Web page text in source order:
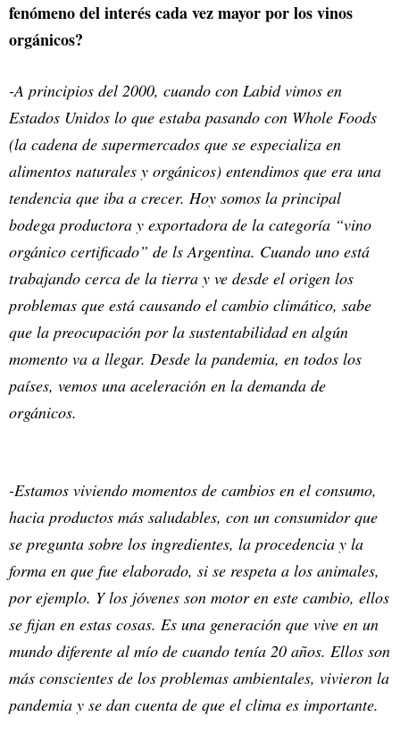
fenómeno del interés cada vez mayor por los vinos
orgánicos?
-A principios del 2000, cuando con Labid vimos en
Estados Unidos lo que estaba pasando con Whole Foods
(la cadena de supermercados que se especializa en
alimentos naturales y orgánicos) entendimos que era una
tendencia que iba a crecer. Hoy somos la principal
bodega productora y exportadora de la categoría “vino
orgánico certificado” de ls Argentina. Cuando uno está
trabajando cerca de la tierra y ve desde el origen los
problemas que está causando el cambio climático, sabe
que la preocupación por la sustentabilidad en algún
momento va a llegar. Desde la pandemia, en todos los
países, vemos una aceleración en la demanda de
orgánicos.
-Estamos viviendo momentos de cambios en el consumo,
hacia productos más saludables, con un consumidor que
se pregunta sobre los ingredientes, la procedencia y la
forma en que fue elaborado, si se respeta a los animales,
por ejemplo. Y los jóvenes son motor en este cambio, ellos
se fijan en estas cosas. Es una generación que vive en un
mundo diferente al mío de cuando tenía 20 años. Ellos son
más conscientes de los problemas ambientales, vivieron la
pandemia y se dan cuenta de que el clima es importante.